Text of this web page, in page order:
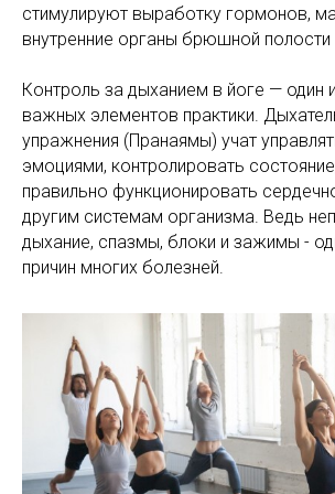
стимулируют выработку гормонов,
внутренние органы брюшной полости
Контроль за дыханием в йоге — один
важных элементов практики.
упражнения (Пранаямы) учат
эмоциями, контролировать
правильно функционировать
другим системам организма. Ведь
дыхание, спазмы, блоки и зажимы -
причин многих болезней.